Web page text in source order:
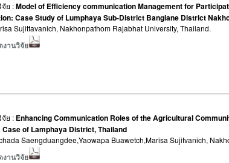
ย :Model of Efficiency communication Management for
Case Study of Lumphaya Sub-District Banglane District
Sujittavanich, Nakhonpathom Rajabhat University, Thailand.
งานวิจัย
ย : Enhancing Communication Roles of the Agricultural
of Lamphaya District, Thailand
Saengduangdee,Yaowapa Buawetch,Marisa Sujitvanich,
งานวิจัย